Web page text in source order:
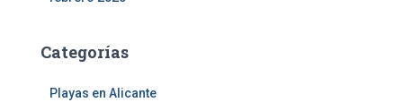
Categorías
Playas en Alicante